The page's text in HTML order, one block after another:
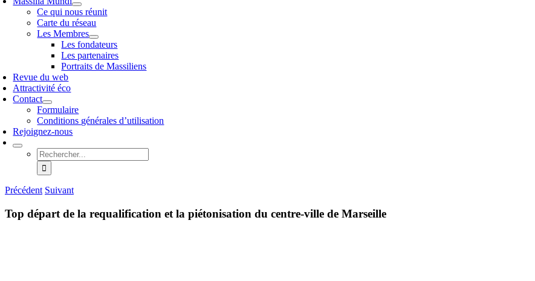
Ce qui nous réunit
Carte du réseau
Les Membres
Les fondateurs
Les partenaires
Portraits de Massiliens
Revue du web
Attractivité éco
Contact
Formulaire
Conditions générales d’utilisation
Rejoignez-nous
Rechercher:
Précédent Suivant
Top départ de la requalification et la piétonisation du centre-ville de Marseille